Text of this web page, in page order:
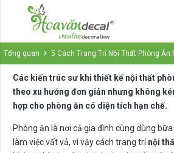
Tổng quan 5 Cách Trang Trí Nội Thất Phòng Ăn
Các kiến trúc sư khi thiết kế nội thất
theo xu hướng đơn giản nhưng không
hợp cho phòng ăn có diện tích hạn chế.
Phòng ăn là nơi cả gia đình cùng dùng
làm việc vất vả, vì vậy cách trang trínội